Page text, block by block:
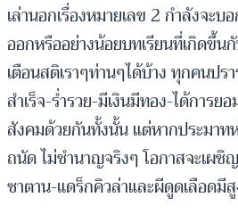
เล่านอกเรื่องหมายเลข 2 กำลังจะ
ออกหรืออย่างน้อยบทเรียนที่เกิดขึ้น
เตือนสติเราๆท่านๆได้บ้าง ทุกคนปร
สำเร็จ-ร่ำรวย-มีเงินมีทอง-ได้การ
สังคมด้วยกันทั้งนั้น แต่หากประมาท
ถนัด ไม่ชำนาญจริงๆ โอกาสจะเผ
ซาตาน-แดร็กคิวล่าและผีดูดเลือดมี